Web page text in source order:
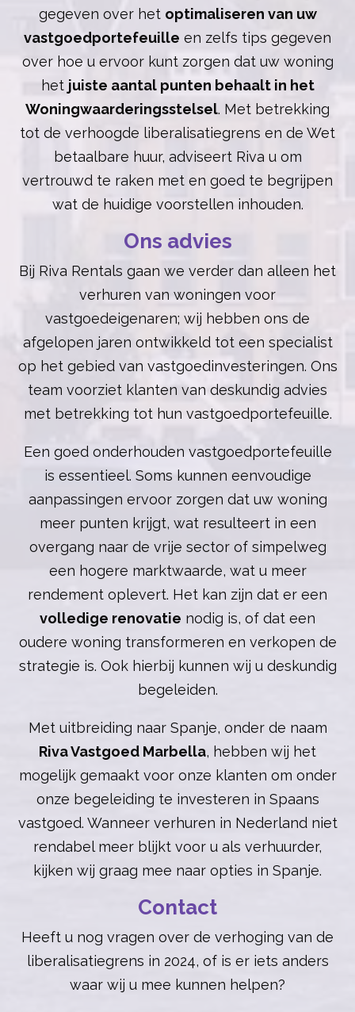
gegeven over het optimaliseren van uw
vastgoedportefeuille en zelfs tips gegeven
over hoe u ervoor kunt zorgen dat uw woning
het juiste aantal punten behaalt in het
Woningwaarderingsstelsel. Met betrekking
tot de verhoogde liberalisatiegrens en de Wet
betaalbare huur, adviseert Riva u om
vertrouwd te raken met en goed te begrijpen
wat de huidige voorstellen inhouden.
Ons advies
Bij Riva Rentals gaan we verder dan alleen het
verhuren van woningen voor
vastgoedeigenaren; wij hebben ons de
afgelopen jaren ontwikkeld tot een specialist
op het gebied van vastgoedinvesteringen. Ons
team voorziet klanten van deskundig advies
met betrekking tot hun vastgoedportefeuille.
Een goed onderhouden vastgoedportefeuille
is essentieel. Soms kunnen eenvoudige
aanpassingen ervoor zorgen dat uw woning
meer punten krijgt, wat resulteert in een
overgang naar de vrije sector of simpelweg
een hogere marktwaarde, wat u meer
rendement oplevert. Het kan zijn dat er een
volledige renovatie nodig is, of dat een
oudere woning transformeren en verkopen de
strategie is. Ook hierbij kunnen wij u deskundig
begeleiden.
Met uitbreiding naar Spanje, onder de naam
Riva Vastgoed Marbella, hebben wij het
mogelijk gemaakt voor onze klanten om onder
onze begeleiding te investeren in Spaans
vastgoed. Wanneer verhuren in Nederland niet
rendabel meer blijkt voor u als verhuurder,
kijken wij graag mee naar opties in Spanje.
Contact
Heeft u nog vragen over de verhoging van de
liberalisatiegrens in 2024, of is er iets anders
waar wij u mee kunnen helpen?